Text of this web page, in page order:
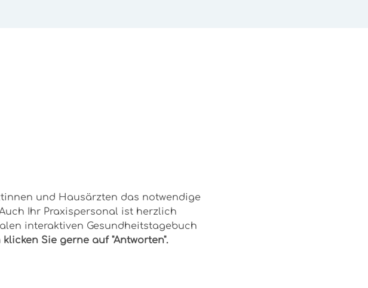
und Hausärzten das notwendige
Ihr Praxispersonal ist herzlich
interaktiven Gesundheitstagebuch
klicken Sie gerne auf "Antworten".